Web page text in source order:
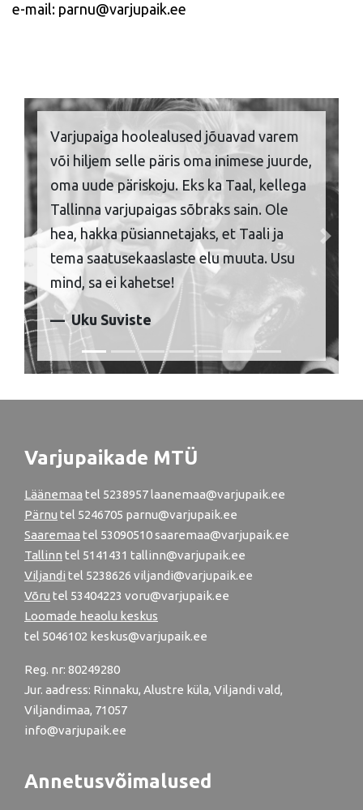
e-mail: parnu@varjupaik.ee
Varjupaiga hoolealused jõuavad varem
või hiljem selle päris oma inimese juurde,
oma uude päriskoju. Eks ka Taal, kellega
Tallinna varjupaigas sõbraks sain. Ole
hea, hakka püsiannetajaks, et Taali ja
tema saatusekaaslaste elu muuta. Usu
mind, sa ei kahetse!
Uku Suviste
Previous Next
Varjupaikade MTÜ
Läänemaa tel 5238957 laanemaa@varjupaik.ee
Pärnu tel 5246705 parnu@varjupaik.ee
Saaremaa tel 53090510 saaremaa@varjupaik.ee
Tallinn tel 5141431 tallinn@varjupaik.ee
Viljandi tel 5238626 viljandi@varjupaik.ee
Võru tel 53404223 voru@varjupaik.ee
Loomade heaolu keskus
tel 5046102 keskus@varjupaik.ee
Reg. nr: 80249280
Jur. aadress: Rinnaku, Alustre küla, Viljandi vald,
Viljandimaa, 71057
info@varjupaik.ee
Annetusvõimalused